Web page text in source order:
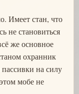
Имеет стан, что
не становиться
же основное
охранник
на силу
мобе не